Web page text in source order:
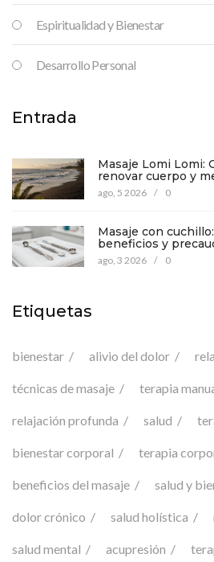
Espiritualidad y Bienestar
Desarrollo Personal
Entrada
Masaje Lomi Lomi:
renovar cuerpo y
ago, 5 2026 / 0
Masaje con
beneficios y
bienestar
ago, 3 2026 / 0
Etiquetas
bienestar alivio del dolor
técnicas de masaje terapia
relajación profunda salud
bienestar corporal terapia
beneficios del masaje salud y
dolor crónico salud holística
salud mental acupresión